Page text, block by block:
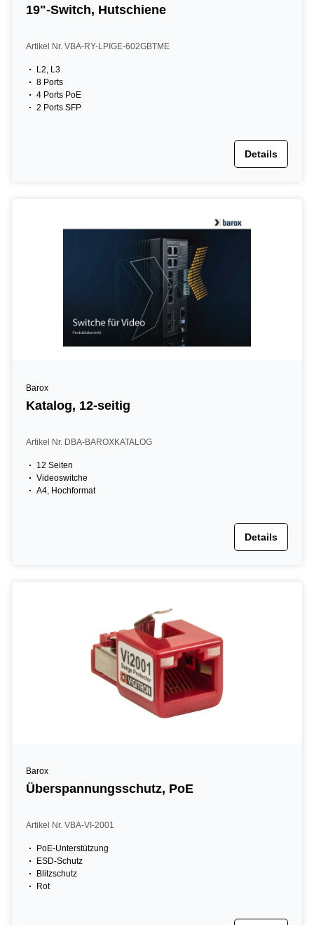
19"-Switch, Hutschiene
Artikel Nr. VBA-RY-LPIGE-602GBTME
L2, L3
8 Ports
4 Ports PoE
2 Ports SFP
Details
Barox
Katalog, 12-seitig
Artikel Nr. DBA-BAROXKATALOG
12 Seiten
Videoswitche
A4, Hochformat
Details
Barox
Überspannungsschutz, PoE
Artikel Nr. VBA-VI-2001
PoE-Unterstützung
ESD-Schutz
Blitzschutz
Rot